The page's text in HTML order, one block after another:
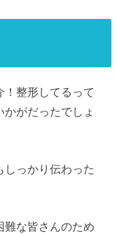
！整形してるって
がだったでしょ
しっかり伝わった
難な皆さんのため